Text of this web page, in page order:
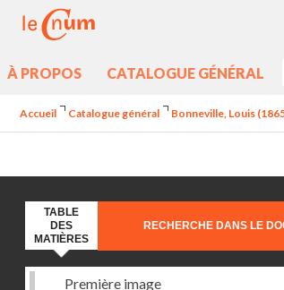
À PROPOS CATALOGUE GÉNÉRAL
Accueil Catalogue général Bonneville, Louis
TABLE
DES
MATIÈRES
RECHERCHE DANS LE
Première image